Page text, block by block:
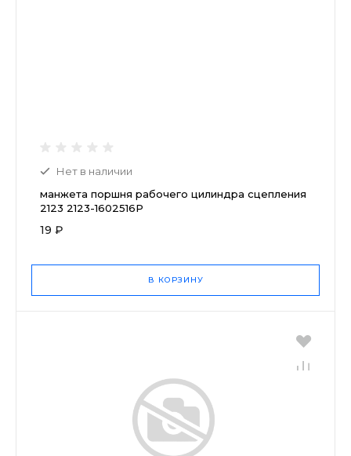
Нет в наличии
манжета поршня рабочего цилиндра сцепления
2123 2123-1602516Р
19 ₽
В КОРЗИНУ